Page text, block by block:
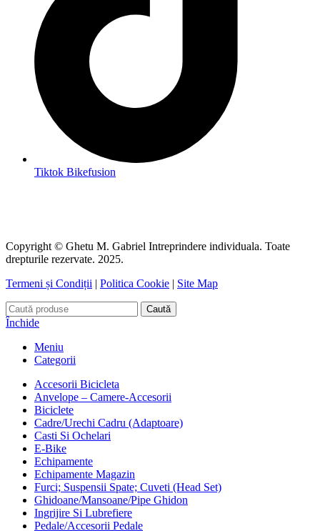
Tiktok Bikefusion
Copyright © Ghetu M. Gabriel Intreprindere individuala. Toate
drepturile rezervate. 2025.
Termeni și Condiții | Politica Cookie | Site Map
Caută
Închide
Meniu
Categorii
Accesorii Bicicleta
Anvelope – Camere-Accesorii
Biciclete
Cadre/Urechi Cadru (Adaptoare)
Casti Si Ochelari
E-Bike
Echipamente
Echipamente Magazin
Furci; Suspensii Spate; Cuveti (Head Set)
Ghidoane/Mansoane/Pipe Ghidon
Ingrijire Si Lubrefiere
Pedale/Accesorii Pedale